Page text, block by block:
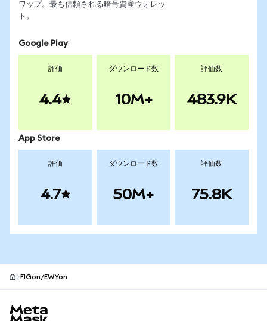
ワップ。最も信頼される暗号資産ウォレッ
ト。
Google Play
評価
4.4
ダウンロード数
10M+
評価数
483.9K
App Store
評価
4.7
ダウンロード数
50M+
評価数
75.8K
FIGon/EWYon